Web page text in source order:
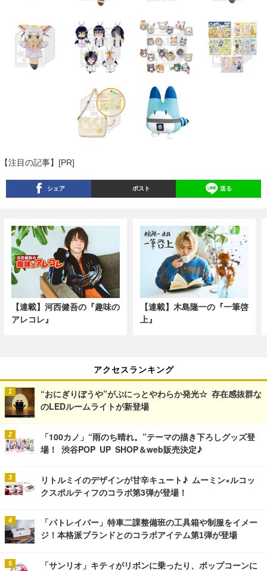
【注目の記事】[PR]
シェア ポスト 送る
【連載】河西健吾の『趣味の
アレコレ』
【連載】木島隆一の『一筆啓
上』
アクセスランキング
“おにぎりぼうや”がぷにっとやわらか発光☆ 存在感抜群な
のLEDルームライトが新登場
「100カノ」“雨のち晴れ。”テーマの描き下ろしグッズ登
場！ 渋谷POP UP SHOP＆web販売決定♪
リトルミイのデザインが甘辛キュート♪ ムーミン×ルコッ
クスポルティフのコラボ第3弾が登場！
「パトレイバー」特車二課整備班の工具箱や制服をイメー
ジ！本格派ブランドとのコラボアイテム第1弾が登場
「サンリオ」キティがリボンに乗ったり、ポップコーンに